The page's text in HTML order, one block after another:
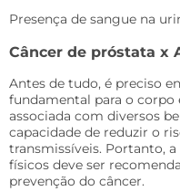
Presença de sangue na
Câncer de próstata x
Antes de tudo, é preciso
fundamental para o corpo
associada com diversos
capacidade de reduzir o
transmissíveis. Portanto,
físicos deve ser
prevenção do câncer.